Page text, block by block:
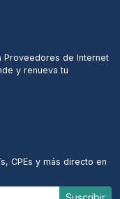
Proveedores de Internet
y renueva tu
CPEs y más directo en